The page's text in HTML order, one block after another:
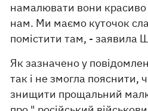
намалювати вони красиво
нам. Ми маємо куточок
помістити там, - заявила
Як зазначено у
так і не змогла пояснити,
знищити прощальний